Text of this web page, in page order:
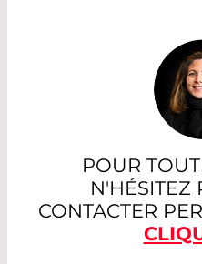
POUR
N'HÉSITEZ
CONTACTER